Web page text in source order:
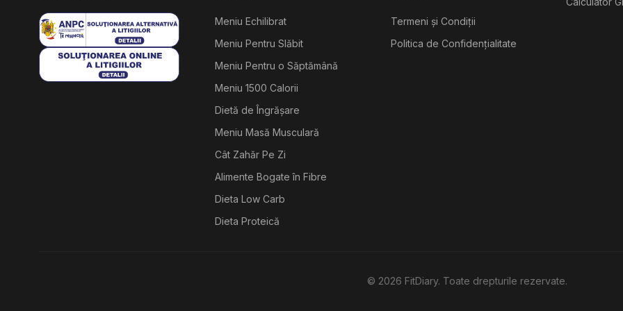
Meniu Echilibrat
Meniu Pentru Slăbit
Meniu Pentru o Săptămână
Meniu 1500 Calorii
Dietă de Îngrășare
Meniu Masă Musculară
Cât Zahăr Pe Zi
Alimente Bogate în Fibre
Dieta Low Carb
Dieta Proteică
Termeni și Condiții
Politica de Confidențialitate
© 2026 FitDiary. Toate drepturile rezervate.